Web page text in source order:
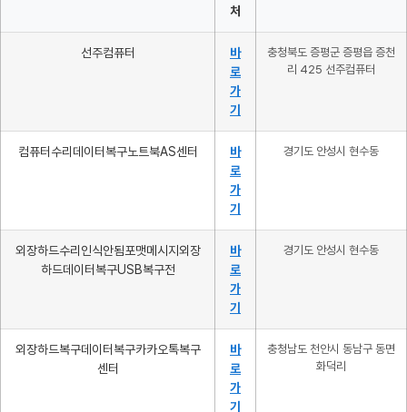
처
선주컴퓨터
바
로
가
기
충청북도 증평군 증평읍 증천
리 425 선주컴퓨터
컴퓨터수리데이터복구노트북AS센터
바
로
가
기
경기도 안성시 현수동
외장하드수리인식안됨포맷메시지외장
하드데이터복구USB복구전
바
로
가
기
경기도 안성시 현수동
외장하드복구데이터복구카카오톡복구
센터
바
로
가
기
충청남도 천안시 동남구 동면
화덕리